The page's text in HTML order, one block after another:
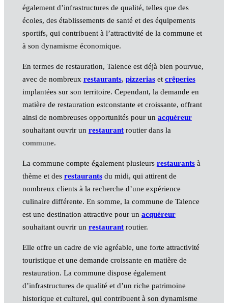
également d’infrastructures de qualité, telles que des
écoles, des établissements de santé et des équipements
sportifs, qui contribuent à l’attractivité de la commune et
à son dynamisme économique.
En termes de restauration, Talence est déjà bien pourvue,
avec de nombreux restaurants, pizzeriaset crêperies
implantées sur son territoire. Cependant, la demande en
matière de restauration estconstante et croissante, offrant
ainsi de nombreuses opportunités pour un acquéreur
souhaitant ouvrir un restaurantroutier dans la
commune.
La commune compte également plusieurs restaurantsà
thème et des restaurantsdu midi, qui attirent de
nombreux clients à la recherche d’une expérience
culinaire différente. En somme, la commune de Talence
est une destination attractive pour un acquéreur
souhaitant ouvrir un restaurantroutier.
Elle offre un cadre de vie agréable, une forte attractivité
touristique et une demande croissante en matière de
restauration. La commune dispose également
d’infrastructures de qualité et d’un riche patrimoine
historique et culturel, qui contribuent à son dynamisme